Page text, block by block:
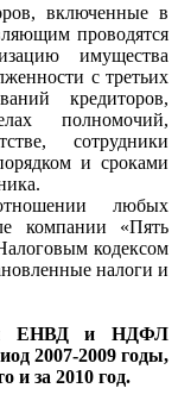
включенные в
проводятся
имущества
с третьих
кредиторов,
полномочий,
сотрудники
и сроками
любых
компании «Пять
кодексом
налоги и
ЕНВД и НДФЛ
2007-2009 годы,
и за 2010 год.